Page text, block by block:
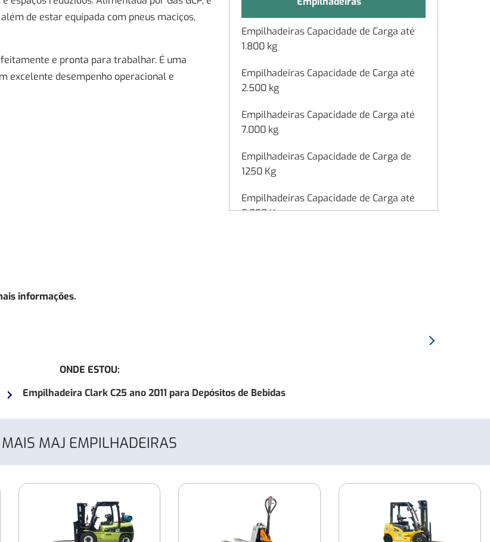
de estar equipada com pneus maciços,
e pronta para trabalhar. É uma
excelente desempenho operacional e
informações.
Empilhadeiras Capacidade de Carga até
1.800 kg
Empilhadeiras Capacidade de Carga até
2.500 kg
Empilhadeiras Capacidade de Carga até
7.000 kg
Empilhadeiras Capacidade de Carga de
1250 Kg
Empilhadeiras Capacidade de Carga até
5.000 Kg
Locação de Empilhadeiras para uso em
Asfalto
Locação de Empilhadeiras para uso em
Concreto Liso
Proximo:
ONDE ESTOU:
Empilhadeira Clark C25 ano 2011 para Depósitos de Bebidas
MAIS MAJ EMPILHADEIRAS